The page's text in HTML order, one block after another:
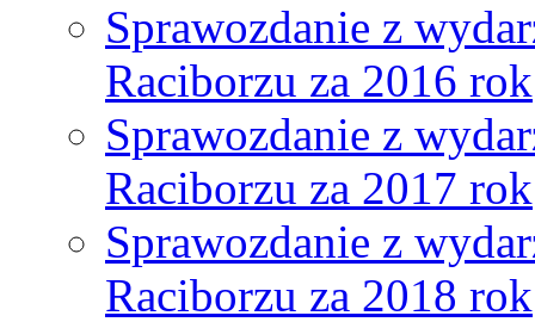
Sprawozdanie z
Raciborzu za 2016 rok
Sprawozdanie z
Raciborzu za 2017 rok
Sprawozdanie z
Raciborzu za 2018 rok